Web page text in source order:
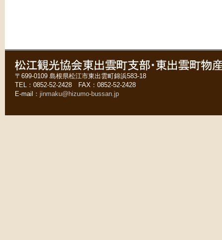
〒699-0109 島根県松江市東出雲町錦浜583-18
TEL：0852-52-2428 FAX：0852-52-2428
E-mail： jinmaku@hizumo-bussan.jp